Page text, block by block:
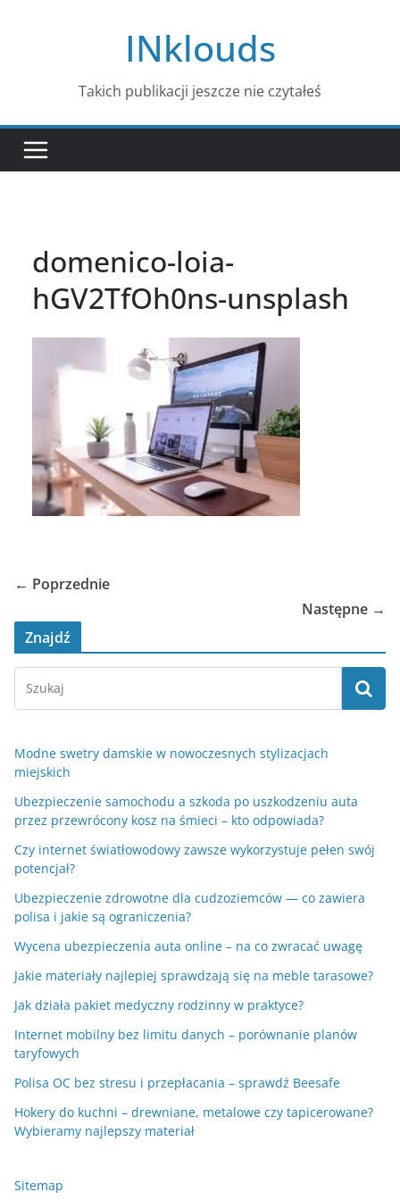
INklouds
Takich publikacji jeszcze nie czytałeś
domenico-loia-
hGV2TfOh0ns-unsplash
← Poprzednie
Następne →
Znajdź
Modne swetry damskie w nowoczesnych stylizacjach
miejskich
Ubezpieczenie samochodu a szkoda po uszkodzeniu auta
przez przewrócony kosz na śmieci – kto odpowiada?
Czy internet światłowodowy zawsze wykorzystuje pełen swój
potencjał?
Ubezpieczenie zdrowotne dla cudzoziemców — co zawiera
polisa i jakie są ograniczenia?
Wycena ubezpieczenia auta online – na co zwracać uwagę
Jakie materiały najlepiej sprawdzają się na meble tarasowe?
Jak działa pakiet medyczny rodzinny w praktyce?
Internet mobilny bez limitu danych – porównanie planów
taryfowych
Polisa OC bez stresu i przepłacania – sprawdź Beesafe
Hokery do kuchni – drewniane, metalowe czy tapicerowane?
Wybieramy najlepszy materiał
Sitemap